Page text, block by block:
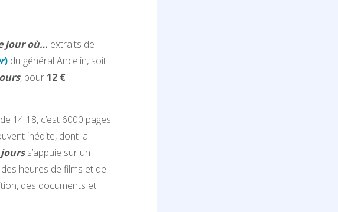
jour où… extraits de
)du général Ancelin, soit
, pour 12 €
14 18, c’est 6000 pages
inédite, dont la
jourss’appuie sur un
heures de films et de
des documents et